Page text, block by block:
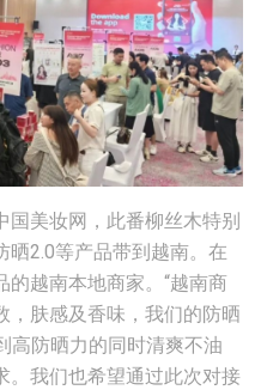
国美妆网，此番柳丝木特别
晒2.0等产品带到越南。在
越南本地商家。“越南商
，肤感及香味，我们的防晒
高防晒力的同时清爽不油
。我们也希望通过此次对接